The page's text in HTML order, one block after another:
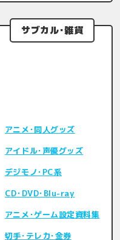
サブカル･雑貨
アニメ･同人グッズ
アイドル･声優グッズ
デジモノ･PC系
CD･DVD･Blu-ray
アニメ･ゲーム設定資料集
切手･テレカ･金券